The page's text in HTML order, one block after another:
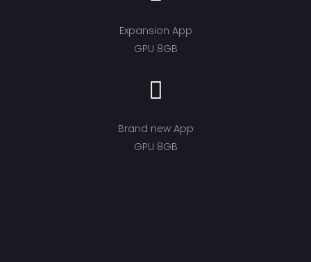
Expansion App
GPU 8GB
Brand new App
GPU 8GB